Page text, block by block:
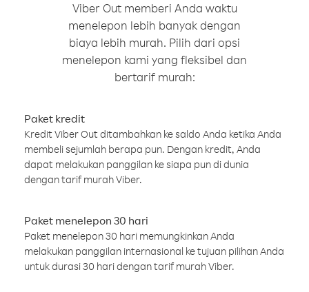
Viber Out memberi Anda waktu
menelepon lebih banyak dengan
biaya lebih murah. Pilih dari opsi
menelepon kami yang fleksibel dan
bertarif murah:
Paket kredit
Kredit Viber Out ditambahkan ke saldo Anda ketika Anda
membeli sejumlah berapa pun. Dengan kredit, Anda
dapat melakukan panggilan ke siapa pun di dunia
dengan tarif murah Viber.
Paket menelepon 30 hari
Paket menelepon 30 hari memungkinkan Anda
melakukan panggilan internasional ke tujuan pilihan Anda
untuk durasi 30 hari dengan tarif murah Viber.